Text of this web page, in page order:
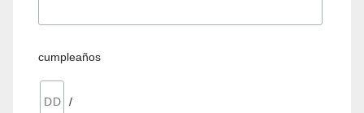
cumpleaños
/